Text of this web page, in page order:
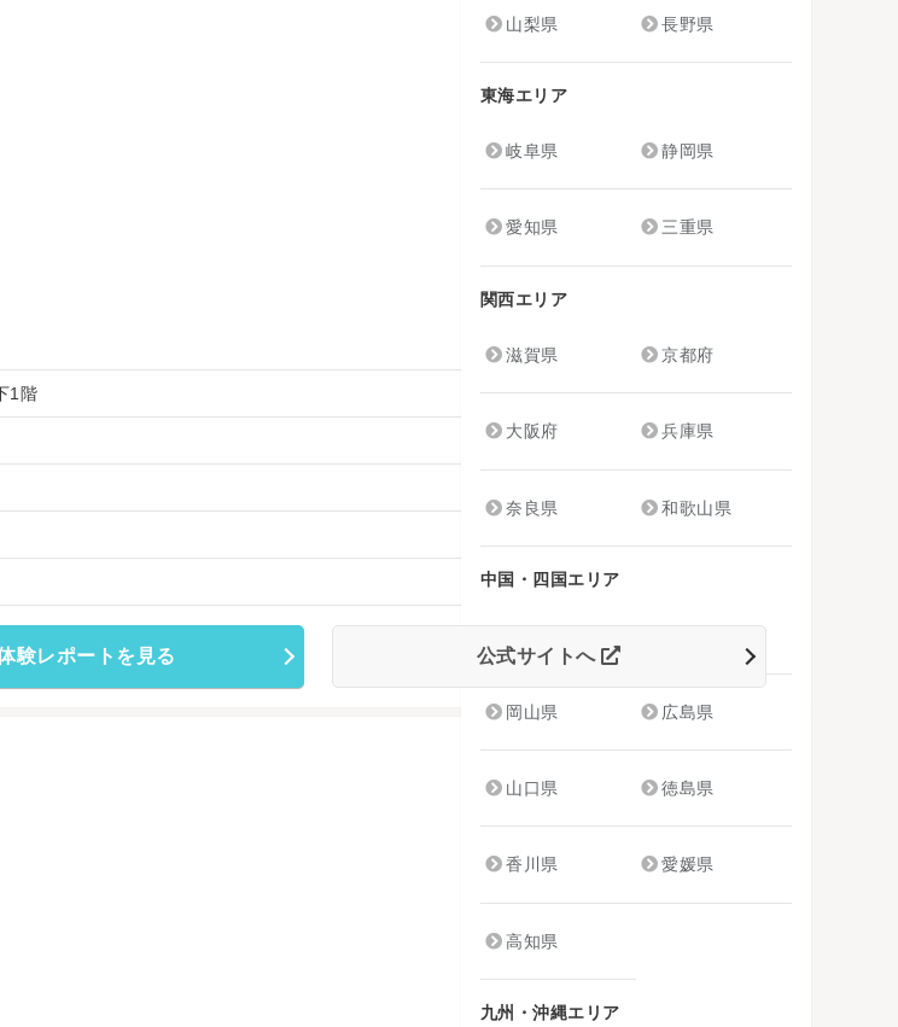
1階
験レポートを見る 公式サイトへ
山梨県 長野県
東海エリア
岐阜県 静岡県
愛知県 三重県
関西エリア
滋賀県 京都府
大阪府 兵庫県
奈良県 和歌山県
中国・四国エリア
岡山県 広島県
山口県 徳島県
香川県 愛媛県
高知県
九州・沖縄エリア